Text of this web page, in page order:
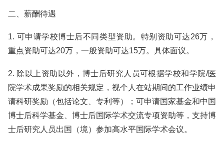
二、薪酬待遇
1. 可申请学校博士后不同类型资助。特别资助可达26万，
重点资助可达20万，一般资助可达15万。具体面议。
2. 除以上资助以外，博士后研究人员可根据学校和学院/医
院学术成果奖励的相关规定，视个人在站期间的工作业绩申
请科研奖励（包括论文、专利等）；可申请国家基金和中国
博士后科学基金、博士后国际学术交流专项资助等，支持博
士后研究人员出国（境）参加高水平国际学术会议。